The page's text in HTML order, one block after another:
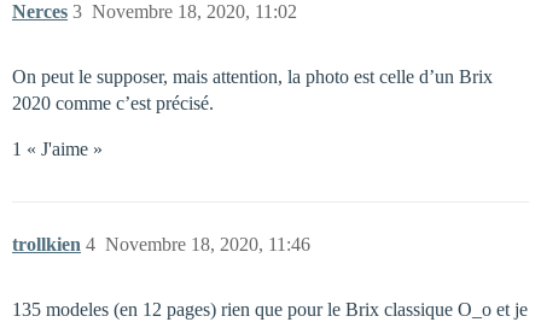
Nerces Novembre 18, 2020, 11:02
3
On peut le supposer, mais attention, la photo est celle d’un Brix
2020 comme c’est précisé.
1 « J'aime »
trollkien Novembre 18, 2020, 11:46
4
135 modeles (en 12 pages) rien que pour le Brix classique O_o et je